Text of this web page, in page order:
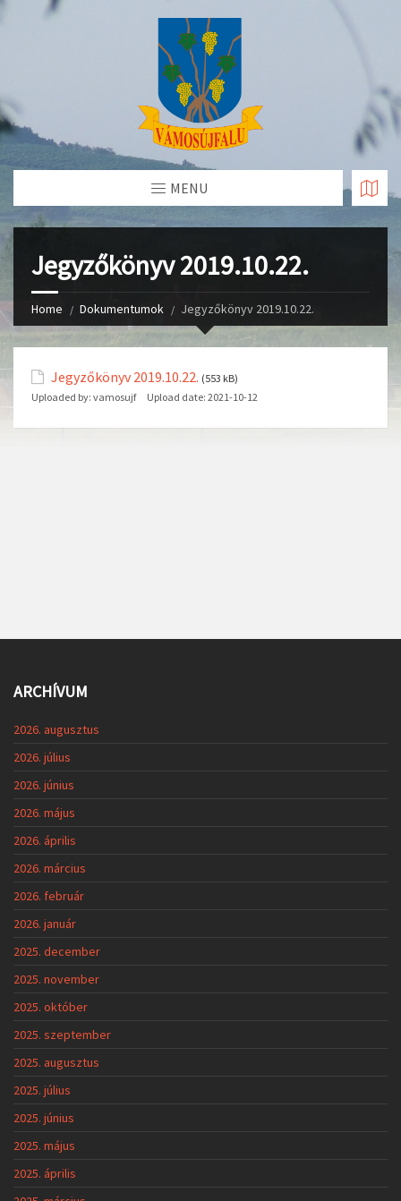
Skip
MENU
Jegyzőkönyv 2019.10.22.
Home Dokumentumok Jegyzőkönyv 2019.10.22.
Jegyzőkönyv 2019.10.22. (553 kB)
Uploaded by: vamosujf Upload date: 2021-10-12
ARCHÍVUM
2026. augusztus
2026. július
2026. június
2026. május
2026. április
2026. március
2026. február
2026. január
2025. december
2025. november
2025. október
2025. szeptember
2025. augusztus
2025. július
2025. június
2025. május
2025. április